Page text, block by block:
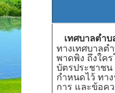
เทศบาลตำ
ทางเทศบาลต
พาดพิง ถึงใค
บัตรประชาชน
กำหนดไว้ ทา
การ และข้อค